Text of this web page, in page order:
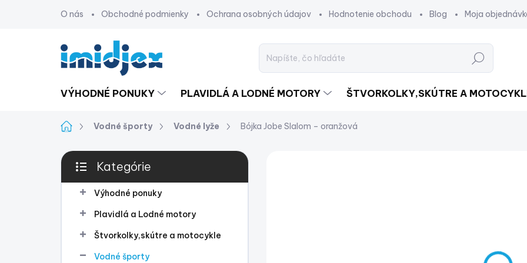
O nás Obchodné podmienky Ochrana osobných údajov Hodnotenie obchodu Blog Moja
Hľadať
VÝHODNÉ PONUKY PLAVIDLÁ A LODNÉ MOTORY ŠTVORKOLKY,SKÚTRE A
DomovVodné športy Vodné lyže Bójka Jobe Slalom – oranžová
B
č
Preskočiť
kategórie
Kategórie
Výhodné ponuky
Plavidlá a Lodné motory
Štvorkolky,skútre a motocykle
Vodné športy